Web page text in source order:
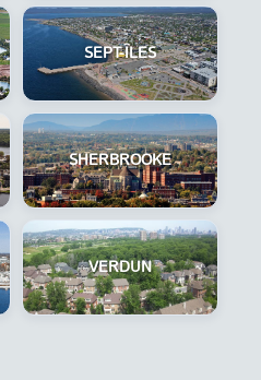
SEPT-ÎLES
SHERBROOKE
VERDUN